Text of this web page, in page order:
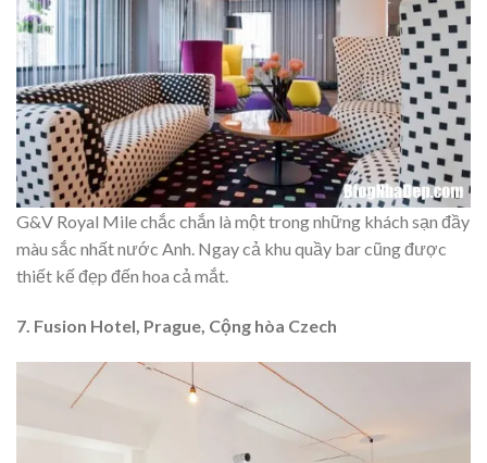
G&V Royal Mile chắc chắn là một trong những khách sạn đầy
màu sắc nhất nước Anh. Ngay cả khu quầy bar cũng được
thiết kế đẹp đến hoa cả mắt.
7. Fusion Hotel, Prague, Cộng hòa Czech